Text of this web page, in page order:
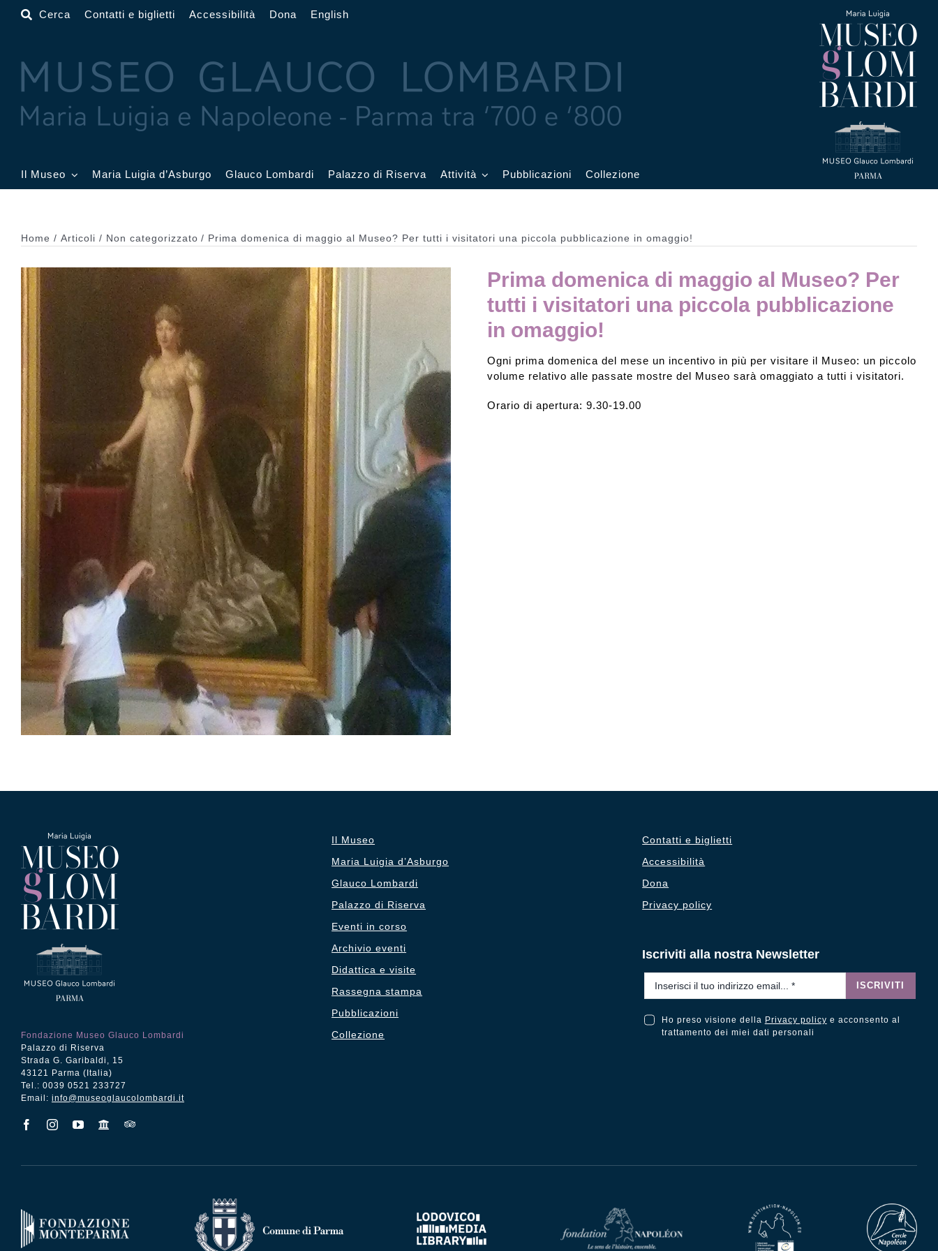
Salta
Cerca Contatti e biglietti Accessibilità Dona English
Il Museo
Sala Francesi Sala Petitot Sala Affetti
Sala Maria Luigia
Maria Luigia d’Asburgo Glauco Lombardi Palazzo di Riserva Attività
Didattica e visite
Rassegna stampa
Prestiti a mostre esterne
Pubblicazioni Collezione
Home Articoli Non categorizzato Prima domenica di maggio al Museo? Per tutti i visitatori una piccola pubblicazione in omaggio!
Prima domenica di maggio al Museo? Per
tutti i visitatori una piccola pubblicazione
in omaggio!
Ogni prima domenica del mese un incentivo in più per visitare il Museo: un piccolo
volume relativo alle passate mostre del Museo sarà omaggiato a tutti i visitatori.
Orario di apertura: 9.30-19.00
Fondazione Museo Glauco Lombardi
Palazzo di Riserva
Strada G. Garibaldi, 15
43121 Parma (Italia)
Tel.: 0039 0521 233727
Email: info@museoglaucolombardi.it
Il Museo
Maria Luigia d’Asburgo
Glauco Lombardi
Palazzo di Riserva
Eventi in corso
Archivio eventi
Didattica e visite
Rassegna stampa
Pubblicazioni
Collezione
Contatti e biglietti
Accessibilità
Dona
Privacy policy
Iscriviti alla nostra Newsletter
ISCRIVITI
Ho preso visione della Privacy policy e acconsento al
trattamento dei miei dati personali